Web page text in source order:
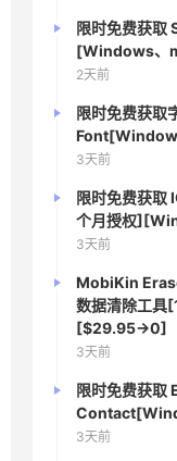
限时免费获取
[Windows、
2天前
限时免费获
3天前
限时免费获
个月授权
3天前
MobiKin
数据清除工
[$29.95→0]
3天前
限时免费获取
3天前